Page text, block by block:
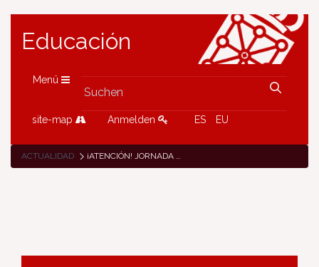
Educación
Menü
site-map Anmelden ES EU
ACTUALIDAD ¡ATENCIÓN! JORNADA ERASMUS+ PARA CENTROS DE EDUCACIÓN DE PERSONAS ADULTAS (31 ENERO, MADRID)